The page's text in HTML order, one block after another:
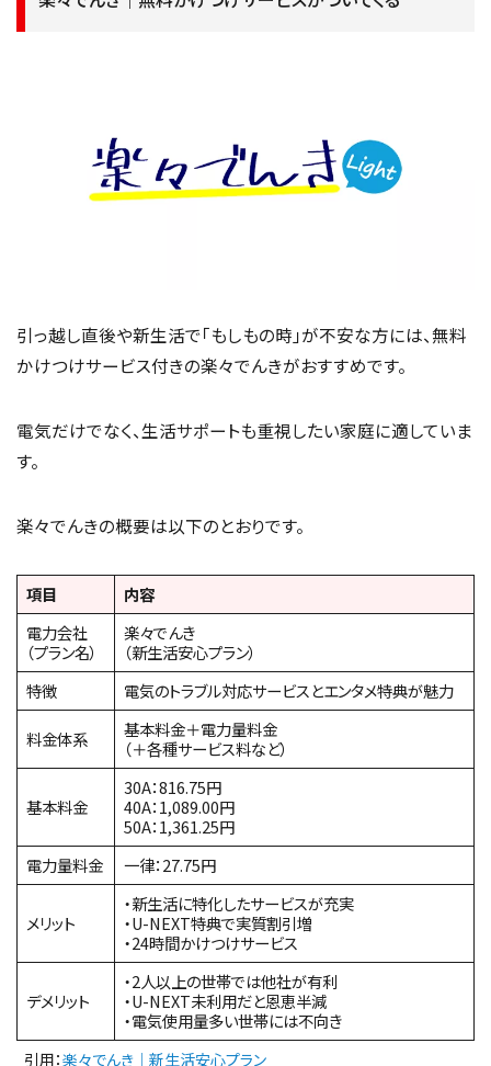
引っ越し直後や新生活で「もしもの時」が不安な方には、無料
かけつけサービス付きの楽々でんきがおすすめです。
電気だけでなく、生活サポートも重視したい家庭に適していま
す。
楽々でんきの概要は以下のとおりです。
項目
内容
電力会社
（プラン名）
楽々でんき
（新生活安心プラン）
特徴
電気のトラブル対応サービスとエンタメ特典が魅力
料金体系
基本料金＋電力量料金
（＋各種サービス料など）
基本料金
30A：816.75円
40A：1,089.00円
50A：1,361.25円
電力量料金
一律：27.75円
メリット
・新生活に特化したサービスが充実
・U-NEXT特典で実質割引増
・24時間かけつけサービス
デメリット
・2人以上の世帯では他社が有利
・U-NEXT未利用だと恩恵半減
・電気使用量多い世帯には不向き
引用：楽々でんき｜新生活安心プラン